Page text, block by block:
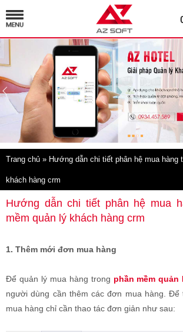
Trang chủ » Hướng dẫn chi tiết phân hệ mua hàng
khách hàng crm
Hướng dẫn chi tiết phân hệ mua
mềm quản lý khách hàng crm
1. Thêm mới đơn mua hàng
Để quản lý mua hàng trong phần mềm
người dùng cần thêm các đơn mua hàng. Để
mua hàng chỉ cần thao tác đơn giản như sau: